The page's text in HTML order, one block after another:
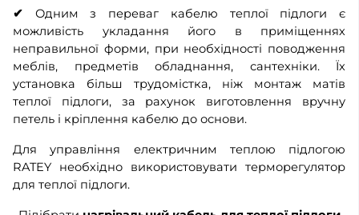
✔ Одним з переваг кабелю теплої підлоги є
можливість укладання його в приміщеннях
неправильної форми, при необхідності поводження
меблів, предметів обладнання, сантехніки. Їх
установка більш трудомістка, ніж монтаж матів
теплої підлоги, за рахунок виготовлення вручну
петель і кріплення кабелю до основи.
Для управління електричним теплою підлогою
RATEY необхідно використовувати терморегулятор
для теплої підлоги.